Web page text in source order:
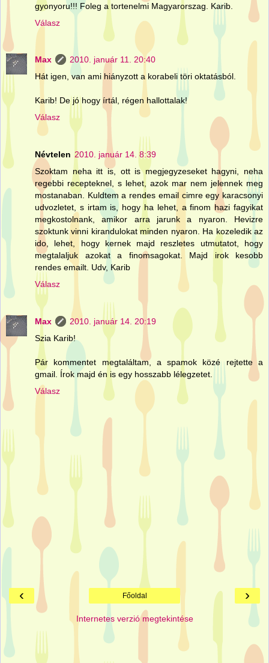
gyonyoru!!! Foleg a tortenelmi Magyarorszag. Karib.
Válasz
Max
2010. január 11. 20:40
Hát igen, van ami hiányzott a korabeli töri oktatásból.
Karib! De jó hogy írtál, régen hallottalak!
Válasz
Névtelen 2010. január 14. 8:39
Szoktam neha itt is, ott is megjegyzeseket hagyni, neha
regebbi recepteknel, s lehet, azok mar nem jelennek meg
mostanaban. Kuldtem a rendes email cimre egy karacsonyi
udvozletet, s irtam is, hogy ha lehet, a finom hazi fagyikat
megkostolnank, amikor arra jarunk a nyaron. Hevizre
szoktunk vinni kirandulokat minden nyaron. Ha kozeledik az
ido, lehet, hogy kernek majd reszletes utmutatot, hogy
megtalaljuk azokat a finomsagokat. Majd irok kesobb
rendes emailt. Udv, Karib
Válasz
Max
2010. január 14. 20:19
Szia Karib!
Pár kommentet megtaláltam, a spamok közé rejtette a
gmail. Írok majd én is egy hosszabb lélegzetet.
Válasz
‹ ›
Főoldal
Internetes verzió megtekintése